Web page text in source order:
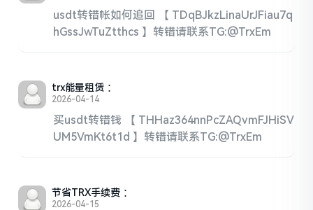
usdt转错帐如何追回 【 TDqBJkzLinaUrJFiau7q
hGssJwTuZtthcs 】转错请联系TG:@TrxEm
trx能量租赁 ：
2026-04-14
买usdt转错钱 【 THHaz364nnPcZAQvmFJHiSV
UM5VmKt6t1d 】转错请联系TG:@TrxEm
节省TRX手续费 ：
2026-04-15